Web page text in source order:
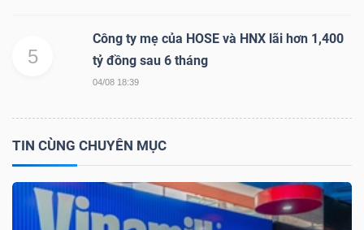
5
Công ty mẹ của HOSE và HNX lãi hơn 1,400
tỷ đồng sau 6 tháng
04/08 18:39
TIN CÙNG CHUYÊN MỤC
phân
tích
(-)
Thuật